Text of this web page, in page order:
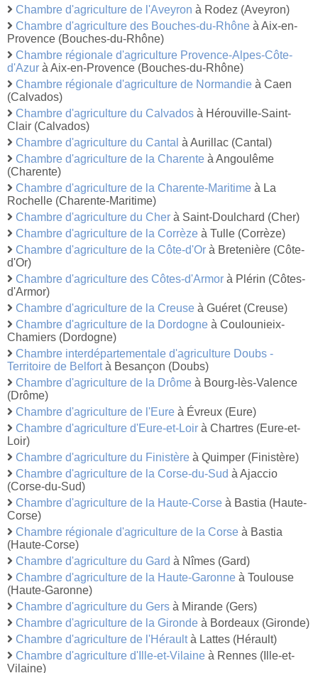
Chambre d'agriculture de l'Aveyron à Rodez (Aveyron)
Chambre d'agriculture des Bouches-du-Rhône à Aix-en-
Provence (Bouches-du-Rhône)
Chambre régionale d'agriculture Provence-Alpes-Côte-
d'Azur à Aix-en-Provence (Bouches-du-Rhône)
Chambre régionale d'agriculture de Normandie à Caen
(Calvados)
Chambre d'agriculture du Calvados à Hérouville-Saint-
Clair (Calvados)
Chambre d'agriculture du Cantal à Aurillac (Cantal)
Chambre d'agriculture de la Charente à Angoulême
(Charente)
Chambre d'agriculture de la Charente-Maritime à La
Rochelle (Charente-Maritime)
Chambre d'agriculture du Cher à Saint-Doulchard (Cher)
Chambre d'agriculture de la Corrèze à Tulle (Corrèze)
Chambre d'agriculture de la Côte-d'Or à Bretenière (Côte-
d'Or)
Chambre d'agriculture des Côtes-d'Armor à Plérin (Côtes-
d'Armor)
Chambre d'agriculture de la Creuse à Guéret (Creuse)
Chambre d'agriculture de la Dordogne à Coulounieix-
Chamiers (Dordogne)
Chambre interdépartementale d'agriculture Doubs -
Territoire de Belfortà Besançon (Doubs)
Chambre d'agriculture de la Drôme à Bourg-lès-Valence
(Drôme)
Chambre d'agriculture de l'Eure à Évreux (Eure)
Chambre d'agriculture d'Eure-et-Loir à Chartres (Eure-et-
Loir)
Chambre d'agriculture du Finistère à Quimper (Finistère)
Chambre d'agriculture de la Corse-du-Sud à Ajaccio
(Corse-du-Sud)
Chambre d'agriculture de la Haute-Corse à Bastia (Haute-
Corse)
Chambre régionale d'agriculture de la Corse à Bastia
(Haute-Corse)
Chambre d'agriculture du Gard à Nîmes (Gard)
Chambre d'agriculture de la Haute-Garonne à Toulouse
(Haute-Garonne)
Chambre d'agriculture du Gers à Mirande (Gers)
Chambre d'agriculture de la Gironde à Bordeaux (Gironde)
Chambre d'agriculture de l'Héraultà Lattes (Hérault)
Chambre d'agriculture d'Ille-et-Vilaine à Rennes (Ille-et-
Vilaine)